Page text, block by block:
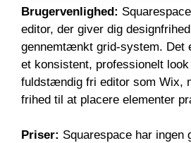
Brugervenlighed:
editor, der giver dig
gennemtænkt grid-system. Det
et konsistent, professionelt
fuldstændig fri editor som Wix,
frihed til at placere elementer
Priser: Squarespace har ingen